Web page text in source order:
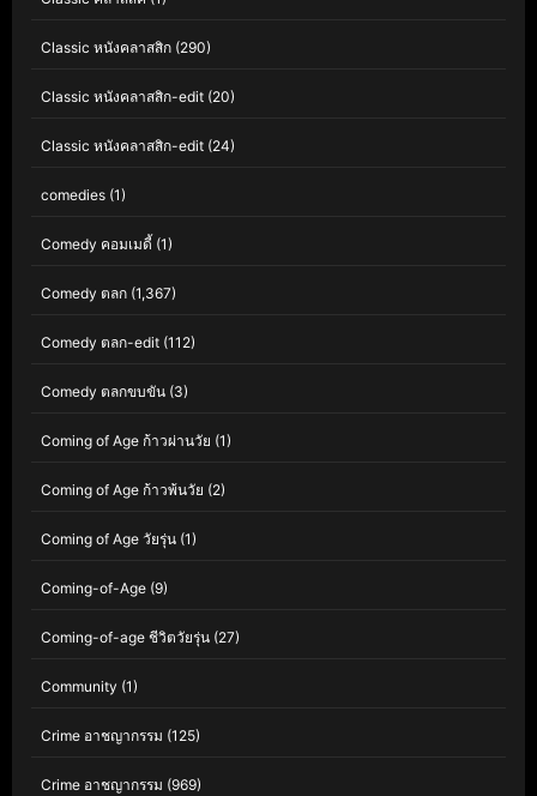
Classic หนังคลาสสิก (290)
Classic หนังคลาสสิก-edit (20)
Classic หนังคลาสสิก-edit (24)
comedies (1)
Comedy คอมเมดี้ (1)
Comedy ตลก (1,367)
Comedy ตลก-edit (112)
Comedy ตลกขบขัน (3)
Coming of Age ก้าวผ่านวัย (1)
Coming of Age ก้าวพ้นวัย (2)
Coming of Age วัยรุ่น (1)
Coming-of-Age (9)
Coming-of-age ชีวิตวัยรุ่น (27)
Community (1)
Crime อาชญากรรม (125)
Crime อาชญากรรม (969)